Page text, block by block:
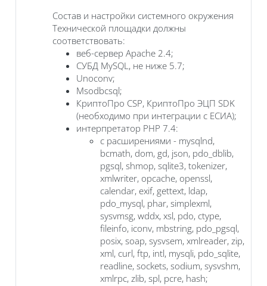
Состав и настройки системного окружения
Технической площадки должны
соответствовать:
веб-сервер Apache 2.4;
СУБД MySQL, не ниже 5.7;
Unoconv;
Msodbcsql;
КриптоПро CSP, КриптоПро ЭЦП SDK
(необходимо при интеграции с ЕСИА);
интерпретатор PHP 7.4:
с расширениями - mysqlnd,
bcmath, dom, gd, json, pdo_dblib,
pgsql, shmop, sqlite3, tokenizer,
xmlwriter, opcache, openssl,
calendar, exif, gettext, ldap,
pdo_mysql, phar, simplexml,
sysvmsg, wddx, xsl, pdo, ctype,
fileinfo, iconv, mbstring, pdo_pgsql,
posix, soap, sysvsem, xmlreader, zip,
xml, curl, ftp, intl, mysqli, pdo_sqlite,
readline, sockets, sodium, sysvshm,
xmlrpc, zlib, spl, pcre, hash;